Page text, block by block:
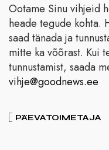
Ootame Sinu vihjeid
heade tegude kohta.
saad tänada ja
mitte ka võõrast. Kui
tunnustamist, saada
vihje@goodnews.ee
PÄEVATOIMETAJA